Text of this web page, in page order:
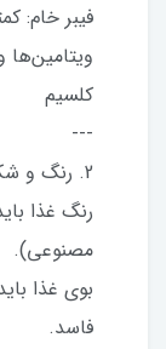
فیبر خام: کمتر
کلسیم
---
2. رنگ و شکل ظاهری غذا
رنگ غذا
مصنوعی).
بوی غذا
فاسد.